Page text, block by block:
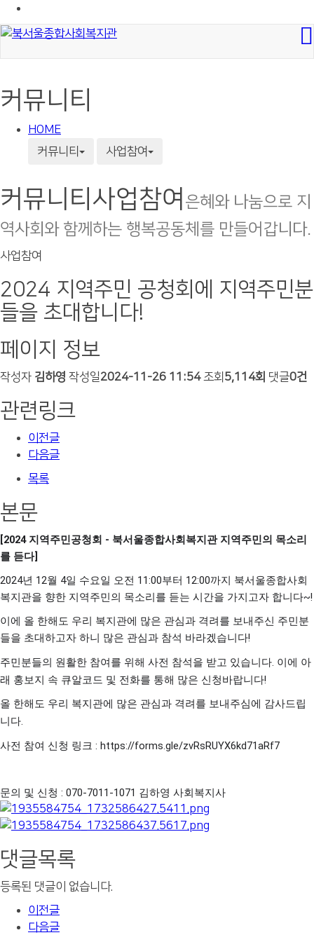
커뮤니티
HOME
커뮤니티
사업참여
커뮤니티 사업참여 은혜와 나눔으로 지
역사회와 함께하는 행복공동체를 만들어갑니다.
사업참여
2024 지역주민 공청회에 지역주민분
들을 초대합니다!
페이지 정보
작성자 김하영 작성일2024-11-26 11:54조회 5,114회 댓글0건
관련링크
이전글
다음글
목록
본문
[2024 지역주민공청회 - 북서울종합사회복지관 지역주민의 목소리
를 듣다]
2024년 12월 4일 수요일 오전 11:00부터 12:00까지 북서울종합사회
복지관을 향한 지역주민의 목소리를 듣는 시간을 가지고자 합니다~!
이에 올 한해도 우리 복지관에 많은 관심과 격려를 보내주신 주민분
들을 초대하고자 하니 많은 관심과 참석 바라겠습니다!
주민분들의 원활한 참여를 위해 사전 참석을 받고 있습니다. 이에 아
래 홍보지 속 큐알코드 및 전화를 통해 많은 신청바랍니다!
올 한해도 우리 복지관에 많은 관심과 격려를 보내주심에 감사드립
니다.
사전 참여 신청 링크 : https://forms.gle/zvRsRUYX6kd71aRf7
문의 및 신청 : 070-7011-1071 김하영 사회복지사
댓글목록
등록된 댓글이 없습니다.
이전글
다음글